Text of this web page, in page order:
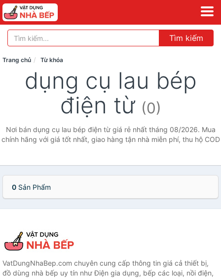
Tìm kiếm
Trang chủ Từ khóa
dụng cụ lau bép
điện từ (0)
Nơi bán dụng cụ lau bép điện từ giá rẻ nhất tháng 08/2026. Mua
chính hãng với giá tốt nhất, giao hàng tận nhà miễn phí, thu hộ COD
0 Sản Phẩm
VatDungNhaBep.com chuyên cung cấp thông tin giá cả thiết bị,
đồ dùng nhà bếp uy tín như Điện gia dụng, bếp các loại, nồi điện,